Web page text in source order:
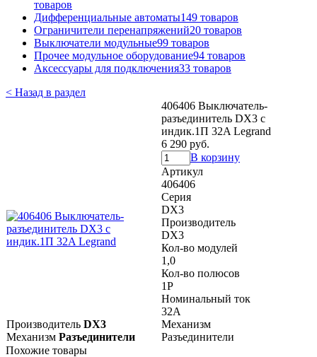
товаров
Дифференциальные автоматы149 товаров
Ограничители перенапряжений20 товаров
Выключатели модульные99 товаров
Прочее модульное оборудование94 товаров
Аксессуары для подключения33 товаров
< Назад в раздел
406406 Выключатель-
разъединитель DX3 с
индик.1П 32A Legrand
6 290 руб.
В корзину
Артикул
406406
Серия
DX3
Производитель
DX3
Кол-во модулей
1,0
Кол-во полюсов
1P
Номинальный ток
32A
Механизм
Разъединители
Производитель DX3
Механизм Разъединители
Похожие товары